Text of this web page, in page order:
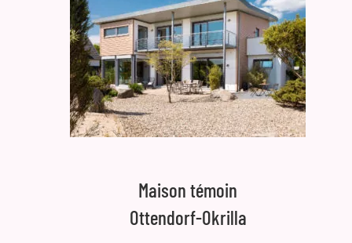
Maison témoin
Ottendorf-Okrilla